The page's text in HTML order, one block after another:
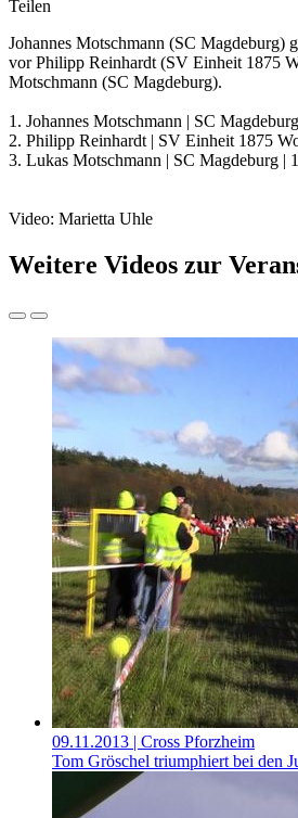
Teilen
Johannes Motschmann (SC Magdeburg)
vor Philipp Reinhardt (SV Einheit 1875
Motschmann (SC Magdeburg).
1. Johannes Motschmann | SC
2. Philipp Reinhardt | SV Einheit 1875
3. Lukas Motschmann | SC Magdeburg |
Video: Marietta Uhle
Weitere Videos zur
09.11.2013 | Cross Pforzheim
Tom Gröschel triumphiert bei den